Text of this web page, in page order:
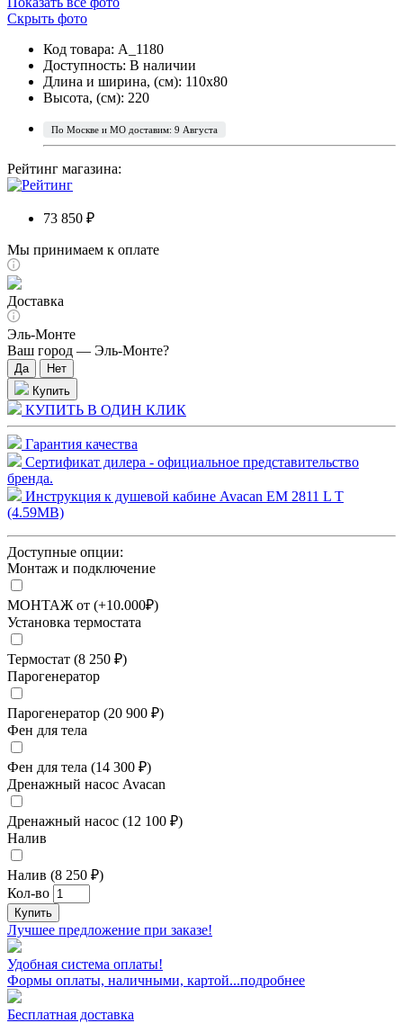
Скрыть фото
Код товара: A_1180
Доступность: В наличии
Длина и ширина, (см): 110x80
Высота, (см): 220
По Москве и МО доставим: 9 Августа
Рейтинг магазина:
73 850 ₽
Мы принимаем к оплате
Доставка
Эль-Монте
Ваш город — Эль-Монте?
Купить
КУПИТЬ В ОДИН КЛИК
Гарантия качества
Сертификат дилера - официальное представительство
бренда.
Инструкция к душевой кабине Avacan EM 2811 L T
(4.59MB)
Доступные опции:
Монтаж и подключение
МОНТАЖ от (+10.000₽)
Установка термостата
Термостат (8 250 ₽)
Парогенератор
Парогенератор (20 900 ₽)
Фен для тела
Фен для тела (14 300 ₽)
Дренажный насос Avacan
Дренажный насос (12 100 ₽)
Налив
Налив (8 250 ₽)
Кол-во
Купить
Лучшее предложение при заказе!
Удобная система оплаты!
Формы оплаты, наличными, картой...подробнее
Бесплатная доставка